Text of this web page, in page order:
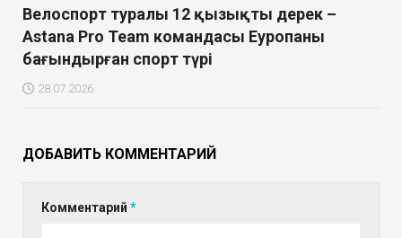
Велоспорт туралы 12 қызықты дерек –
Astana Pro Team командасы Еуропаны
бағындырған спорт түрі
28.07.2026
ДОБАВИТЬ КОММЕНТАРИЙ
Комментарий *